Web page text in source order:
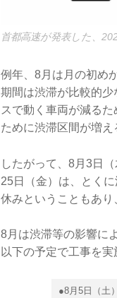
首都高速が発表した、
例年、8月は月の初め
期間は渋滞が比較的
スで動く車両が減る
ために渋滞区間が増え
したがって、8月3日
25日（金）は、とく
休みということもあり
8月は渋滞等の影響に
以下の予定で工事を実
●8月5日（土